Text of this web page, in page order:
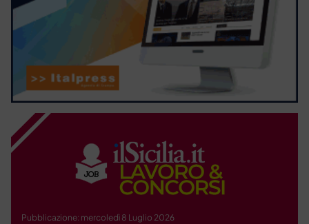
Pubblicazione: mercoledì 8 Luglio 2026